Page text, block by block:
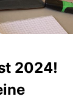
2024!